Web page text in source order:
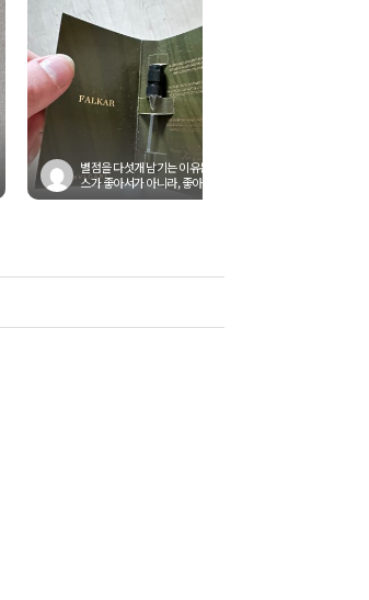
별점을 다섯개 남기는 이유는 서비
스가 좋아서가 아니라, 좋아질거라
기대하는 마음이 있기 때문입니